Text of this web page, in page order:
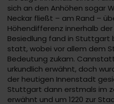
sich an den Anhöhen sogar
Neckar fließt – am Rand –
Höhendifferenz innerhalb
Besiedlung fand in Stuttgart
statt, wobei vor allem dem
Bedeutung zukam.
urkundlich erwähnt, doch
der heutigen Innenstadt
Stuttgart dann erstmals im
erwähnt und um 1220 zur